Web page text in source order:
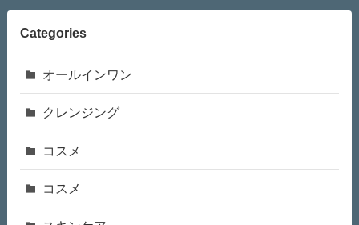
Categories
オールインワン
クレンジング
コスメ
コスメ